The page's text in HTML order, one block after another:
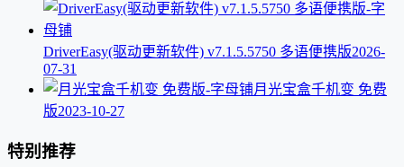
DriverEasy(驱动更新软件) v7.1.5.5750 多语便携版2026-
07-31
月光宝盒千机变 免费
版2023-10-27
特别推荐